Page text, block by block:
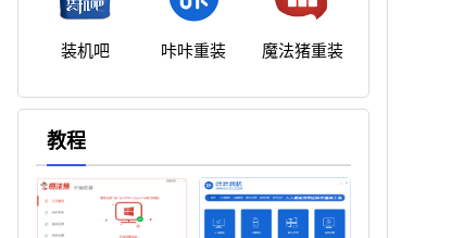
装机吧 咔咔重装 魔法猪重装
教程